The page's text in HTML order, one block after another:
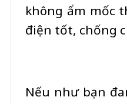
không ẩm mốc
điện tốt, chống
Nếu như bạn